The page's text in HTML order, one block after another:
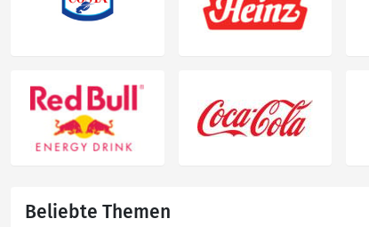
Beliebte Themen